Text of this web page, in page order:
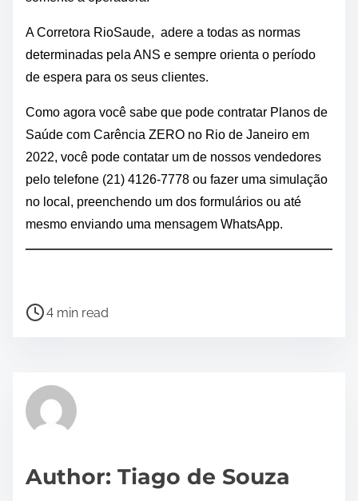
A Corretora RioSaude, adere a todas as normas
determinadas pela ANS e sempre orienta o período
de espera para os seus clientes.
Como agora você sabe que pode contratar Planos de
Saúde com Carência ZERO no Rio de Janeiro em
2022, você pode contatar um de nossos vendedores
pelo telefone (21) 4126-7778 ou fazer uma simulação
no local, preenchendo um dos formulários ou até
mesmo enviando uma mensagem WhatsApp.
P
r
e
t
4 min read
Author: Tiago de Souza